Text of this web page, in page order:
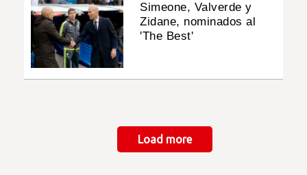
Simeone, Valverde y
Zidane, nominados al
'The Best'
Load more